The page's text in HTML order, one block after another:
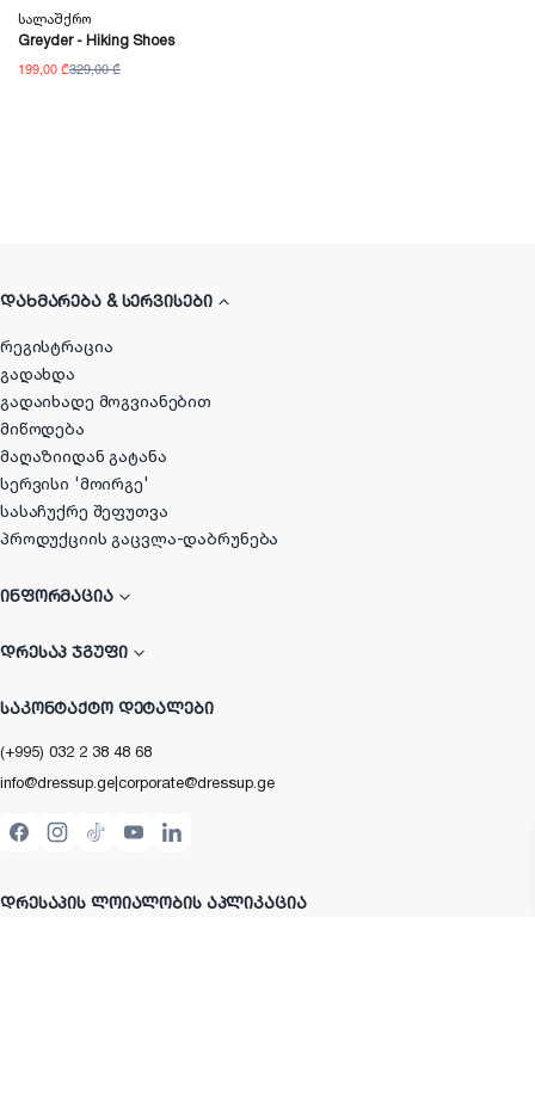
Სალაშქრო
Greyder - Hiking Shoes
199,00 ₾329,00 ₾
ᲓᲐᲮᲛᲐᲠᲔᲑᲐ & ᲡᲔᲠᲕᲘᲡᲔᲑᲘ
რეგისტრაცია
გადახდა
გადაიხადე მოგვიანებით
მიწოდება
მაღაზიიდან გატანა
სერვისი 'მოირგე'
სასაჩუქრე შეფუთვა
პროდუქციის გაცვლა-დაბრუნება
ᲘᲜᲤᲝᲠᲛᲐᲪᲘᲐ
ᲓᲠᲔᲡᲐᲞ ᲯᲒᲣᲤᲘ
ᲡᲐᲙᲝᲜᲢᲐᲥᲢᲝ ᲓᲔᲢᲐᲚᲔᲑᲘ
(+995) 032 2 38 48 68
info@dressup.ge|corporate@dressup.ge
ᲓᲠᲔᲡᲐᲞᲘᲡ ᲚᲝᲘᲐᲚᲝᲑᲘᲡ ᲐᲞᲚᲘᲙᲐᲪᲘᲐ